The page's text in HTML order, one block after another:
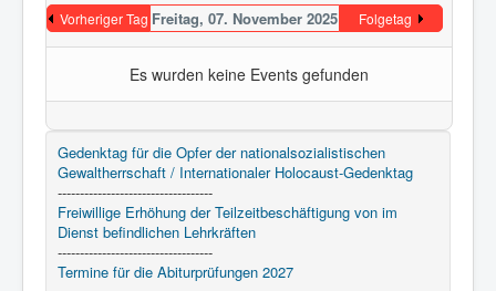
Vorheriger Tag Freitag, 07. November 2025 Folgetag
Es wurden keine Events gefunden
Gedenktag für die Opfer der nationalsozialistischen
Gewaltherrschaft / Internationaler Holocaust-Gedenktag
-----------------------------------
Freiwillige Erhöhung der Teilzeitbeschäftigung von im
Dienst befindlichen Lehrkräften
-----------------------------------
Termine für die Abiturprüfungen 2027